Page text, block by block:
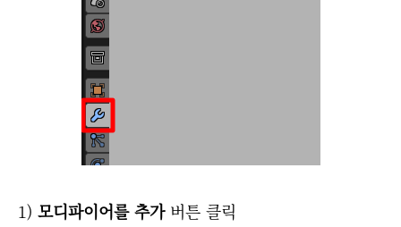
1) 모디파이어를 추가버튼 클릭